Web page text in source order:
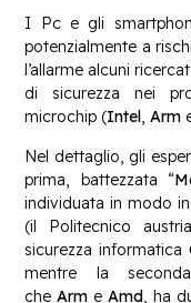
GDPR NIS2
Sviluppo software
I Pc e gli
potenzialmente a
l’allarme alcuni
di sicurezza nei
microchip (Intel,Arm
Nel dettaglio, gli
prima, battezzata “
individuata in modo
(il Politecnico
sicurezza informatica
mentre la
cheArm eAmd , ha